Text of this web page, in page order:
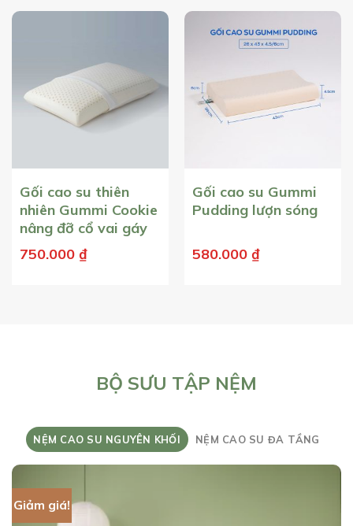
Gối cao su thiên
nhiên Gummi Cookie
nâng đỡ cổ vai gáy
750.000 ₫
Gối cao su Gummi
Pudding lượn sóng
580.000 ₫
BỘ SƯU TẬP NỆM
NỆM CAO SU NGUYÊN KHỐI NỆM CAO SU ĐA TẦNG